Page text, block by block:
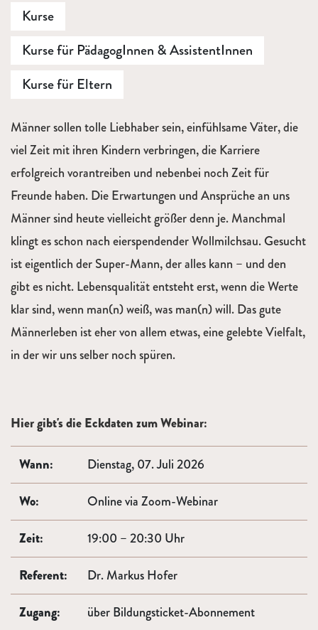
Kurse
Kurse für PädagogInnen & AssistentInnen
Kurse für Eltern
Beschreibung
Männer sollen tolle Liebhaber sein, einfühlsame Väter, die
viel Zeit mit ihren Kindern verbringen, die Karriere
erfolgreich vorantreiben und nebenbei noch Zeit für
Freunde haben. Die Erwartungen und Ansprüche an uns
Männer sind heute vielleicht größer denn je. Manchmal
klingt es schon nach eierspendender Wollmilchsau. Gesucht
ist eigentlich der Super-Mann, der alles kann – und den
gibt es nicht. Lebensqualität entsteht erst, wenn die Werte
klar sind, wenn man(n) weiß, was man(n) will. Das gute
Männerleben ist eher von allem etwas, eine gelebte Vielfalt,
in der wir uns selber noch spüren.
Hier gibt's die Eckdaten zum Webinar:
Wann:
Dienstag, 07. Juli 2026
Wo:
Online via Zoom-Webinar
Zeit:
19:00 – 20:30 Uhr
Referent:
Dr. Markus Hofer
Zugang:
über Bildungsticket-Abonnement